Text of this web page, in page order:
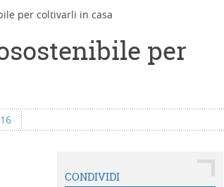
per coltivarli in casa
per
CONDIVIDI